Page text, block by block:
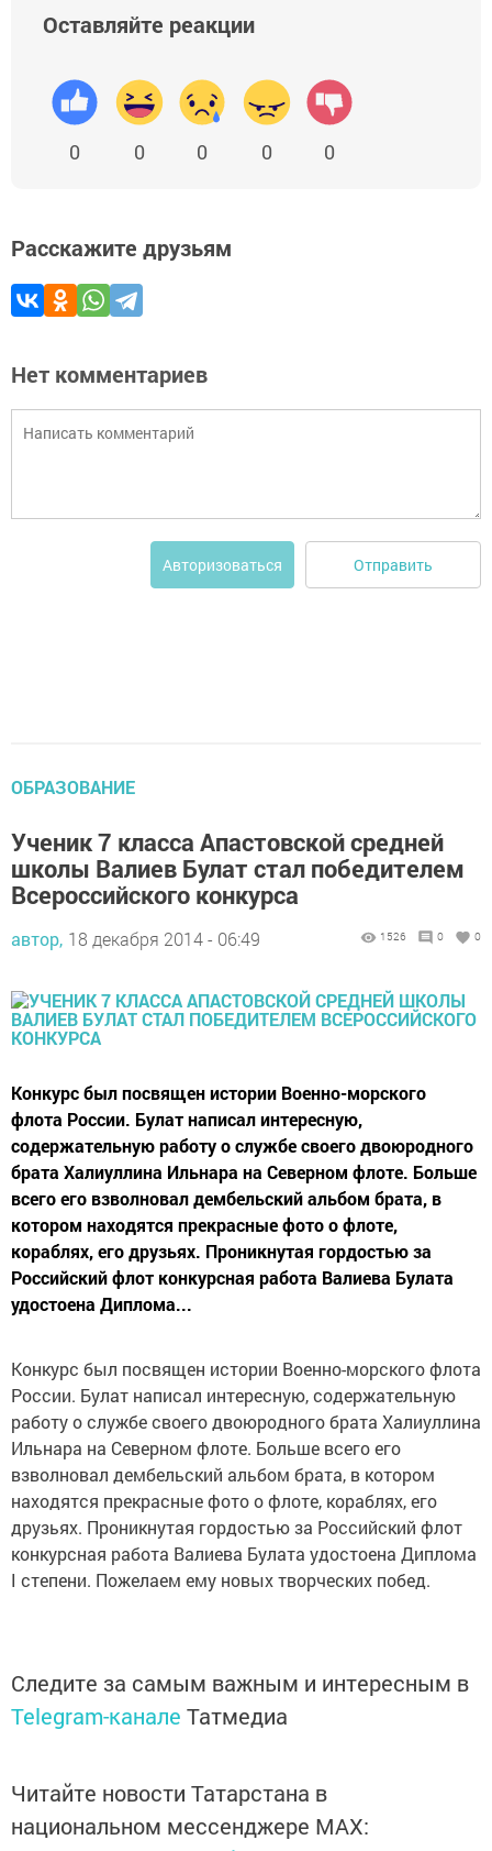
Оставляйте реакции
0 0 0 0 0
Расскажите друзьям
Нет комментариев
Авторизоваться Отправить
ОБРАЗОВАНИЕ
Ученик 7 класса Апастовской средней
школы Валиев Булат стал победителем
Всероссийского конкурса
автор, 18 декабря 2014 - 06:49 1526 0 0
Конкурс был посвящен истории Военно-морского
флота России. Булат написал интересную,
содержательную работу о службе своего двоюродного
брата Халиуллина Ильнара на Северном флоте. Больше
всего его взволновал дембельский альбом брата, в
котором находятся прекрасные фото о флоте,
кораблях, его друзьях. Проникнутая гордостью за
Российский флот конкурсная работа Валиева Булата
удостоена Диплома...
Конкурс был посвящен истории Военно-морского флота
России. Булат написал интересную, содержательную
работу о службе своего двоюродного брата Халиуллина
Ильнара на Северном флоте. Больше всего его
взволновал дембельский альбом брата, в котором
находятся прекрасные фото о флоте, кораблях, его
друзьях. Проникнутая гордостью за Российский флот
конкурсная работа Валиева Булата удостоена Диплома
I степени. Пожелаем ему новых творческих побед.
Следите за самым важным и интересным в
Telegram-канале Татмедиа
Читайте новости Татарстана в
национальном мессенджере MАХ: